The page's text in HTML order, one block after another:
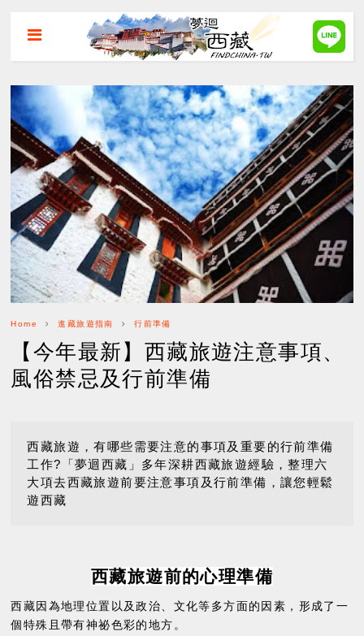
Home 進藏旅遊指南 行前準備
【今年最新】西藏旅遊注意事項、
風俗禁忌及行前準備
西藏旅遊，有哪些需要注意的事項及重要的行前準備
工作?「夢迴西藏」多年深耕西藏旅遊經驗，整理六
大項去西藏旅遊前要注意事項及行前準備，讓您輕鬆
遊西藏
西藏旅遊前的心理準備
西藏因為地理位置以及政治、文化等多方面的因素，形成了一
個特殊且帶有神祕色彩的地方。